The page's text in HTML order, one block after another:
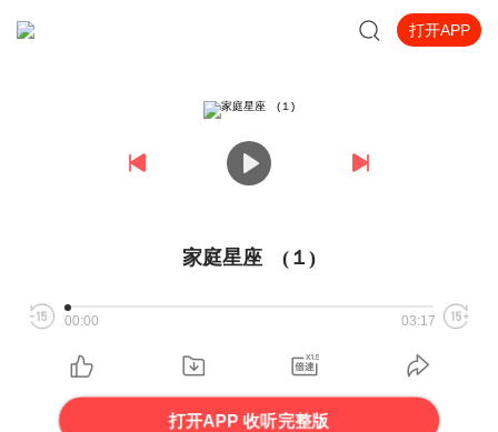
打开APP
家庭星座 (１)
00:00 03:17
打开APP 收听完整版